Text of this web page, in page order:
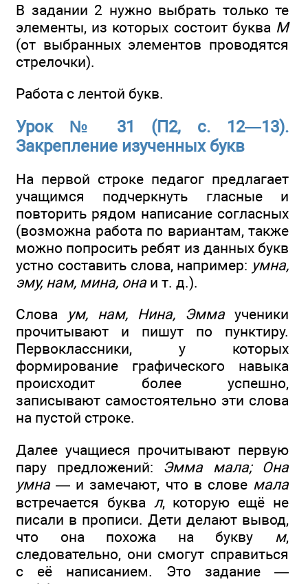
В задании 2 нужно выбрать только те
элементы, из которых состоит буква М
(от выбранных элементов проводятся
стрелочки).
Работа с лентой букв.
Урок № 31 (П2, с. 12—13).
Закрепление изученных букв
На первой строке педагог предлагает
учащимся подчеркнуть гласные и
повторить рядом написание согласных
(возможна работа по вариантам, также
можно попросить ребят из данных букв
устно составить слова, например: умна,
эму, нам, мина, она и т. д.).
Слова
ум, нам, Нина, Эмма ученики
прочитывают и пишут по пунктиру.
Первоклассники, у которых
формирование графического навыка
происходит более успешно,
записывают самостоятельно эти слова
на пустой строке.
Далее учащиеся прочитывают первую
пару предложений: Эмма мала; Она
умна — и замечают, что в слове мала
встречается буква л, которую ещё не
писали в прописи. Дети делают вывод,
что она похожа на букву м,
следовательно, они смогут справиться
с её написанием. Это задание —